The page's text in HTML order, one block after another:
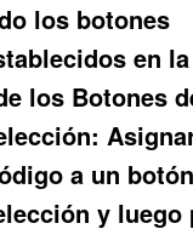
los botones
en
los Botones
a un
y